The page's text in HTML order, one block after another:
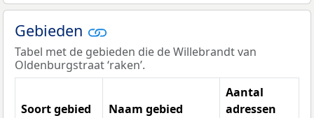
Gebieden
Tabel met de gebieden die de Willebrandt van
Oldenburgstraat ‘raken’.
Soort gebied Naam gebied
Aantal
adressen